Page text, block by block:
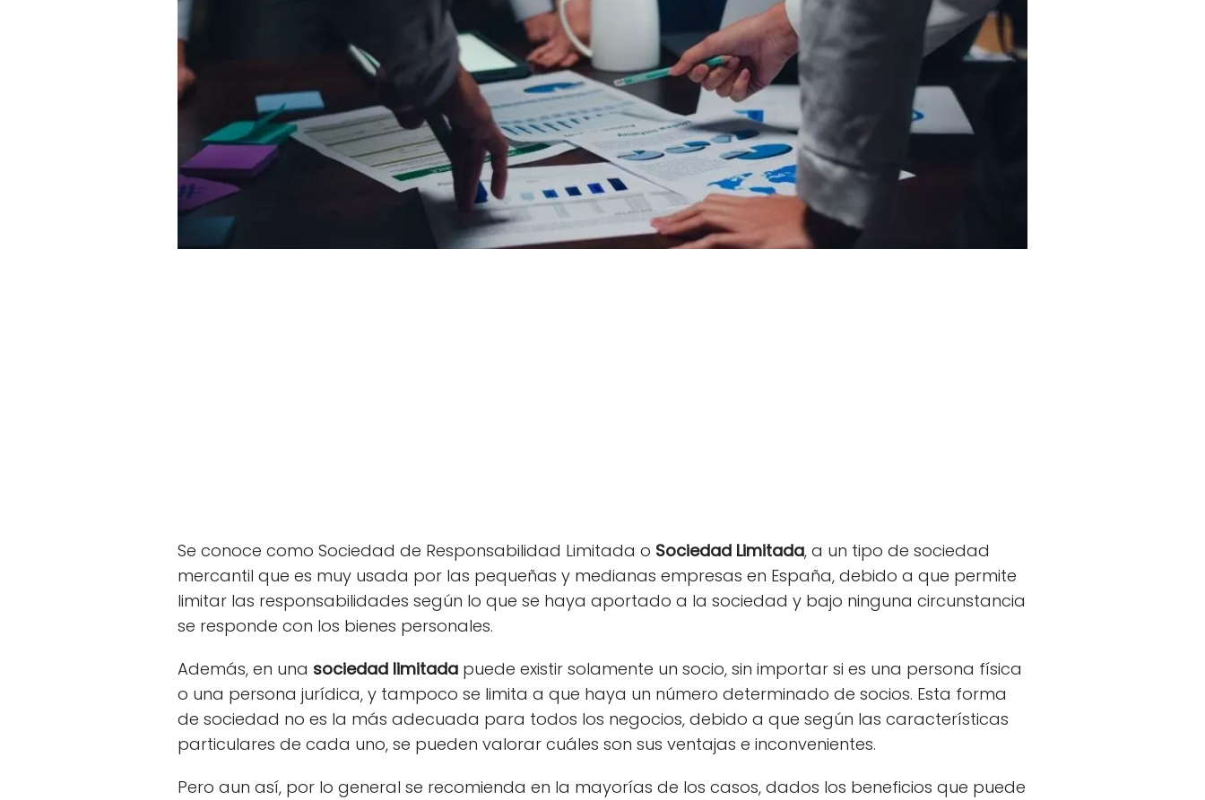
Se conoce como Sociedad de Responsabilidad Limitada o Sociedad Limitada, a un tipo de sociedad
mercantil que es muy usada por las pequeñas y medianas empresas en España, debido a que permite
limitar las responsabilidades según lo que se haya aportado a la sociedad y bajo ninguna circunstancia
se responde con los bienes personales.
Además, en una sociedad limitada puede existir solamente un socio, sin importar si es una persona física
o una persona jurídica, y tampoco se limita a que haya un número determinado de socios. Esta forma
de sociedad no es la más adecuada para todos los negocios, debido a que según las características
particulares de cada uno, se pueden valorar cuáles son sus ventajas e inconvenientes.
Pero aun así, por lo general se recomienda en la mayorías de los casos, dados los beneficios que puede